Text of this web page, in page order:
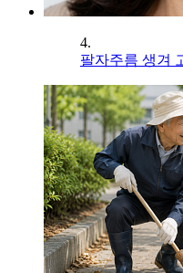
4.
팔자주름 생겨